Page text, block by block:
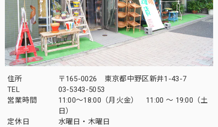
住所
〒165-0026 東京都中野区新井1-43-7
TEL
03-5343-5053
営業時間
11:00～18:00（月火金） 11:00 ～ 19:00（土
日）
定休日
水曜日・木曜日